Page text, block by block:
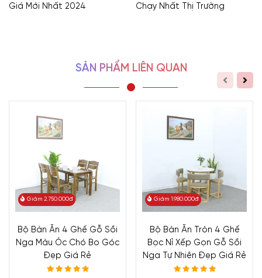
Giá Mới Nhất 2024
Chạy Nhất Thị Trường
SẢN PHẨM LIÊN QUAN
Giảm 2.750.000đ
Bộ Bàn Ăn 4 Ghế Gỗ Sồi
Nga Màu Óc Chó Bo Góc
Đẹp Giá Rẻ
Giảm 1.980.000đ
Bộ Bàn Ăn Tròn 4 Ghế
Bọc Nỉ Xếp Gọn Gỗ Sồi
Nga Tự Nhiên Đẹp Giá Rẻ